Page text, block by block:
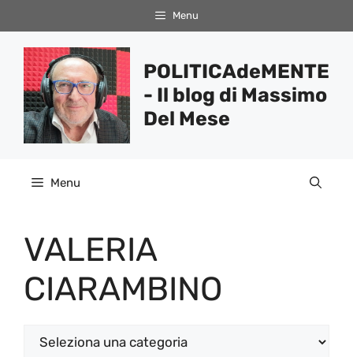
al
contenuto
Menu
POLITICAdeMENTE
- Il blog di Massimo
Del Mese
Menu
VALERIA
CIARAMBINO
Categorie